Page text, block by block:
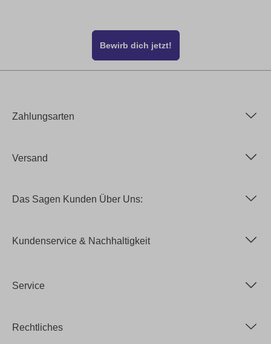
Bewirb dich jetzt!
Zahlungsarten
Versand
Das Sagen Kunden Über Uns:
Kundenservice & Nachhaltigkeit
Service
Rechtliches